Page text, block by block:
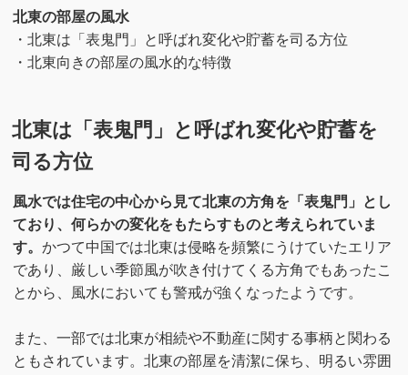
北東の部屋の風水
・北東は「表鬼門」と呼ばれ変化や貯蓄を司る方位
・北東向きの部屋の風水的な特徴
北東は「表鬼門」と呼ばれ変化や貯蓄を
司る方位
風水では住宅の中心から見て北東の方角を「表鬼門」とし
ており、何らかの変化をもたらすものと考えられていま
す。 かつて中国では北東は侵略を頻繁にうけていたエリア
であり、厳しい季節風が吹き付けてくる方角でもあったこ
とから、風水においても警戒が強くなったようです。
また、一部では北東が相続や不動産に関する事柄と関わる
ともされています。北東の部屋を清潔に保ち、明るい雰囲